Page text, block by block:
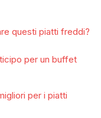
questi piatti freddi?
per un buffet
per i piatti